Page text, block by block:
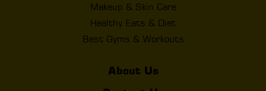
Makeup & Skin Care
Healthy Eats & Diet
Best Gyms & Workouts
About Us